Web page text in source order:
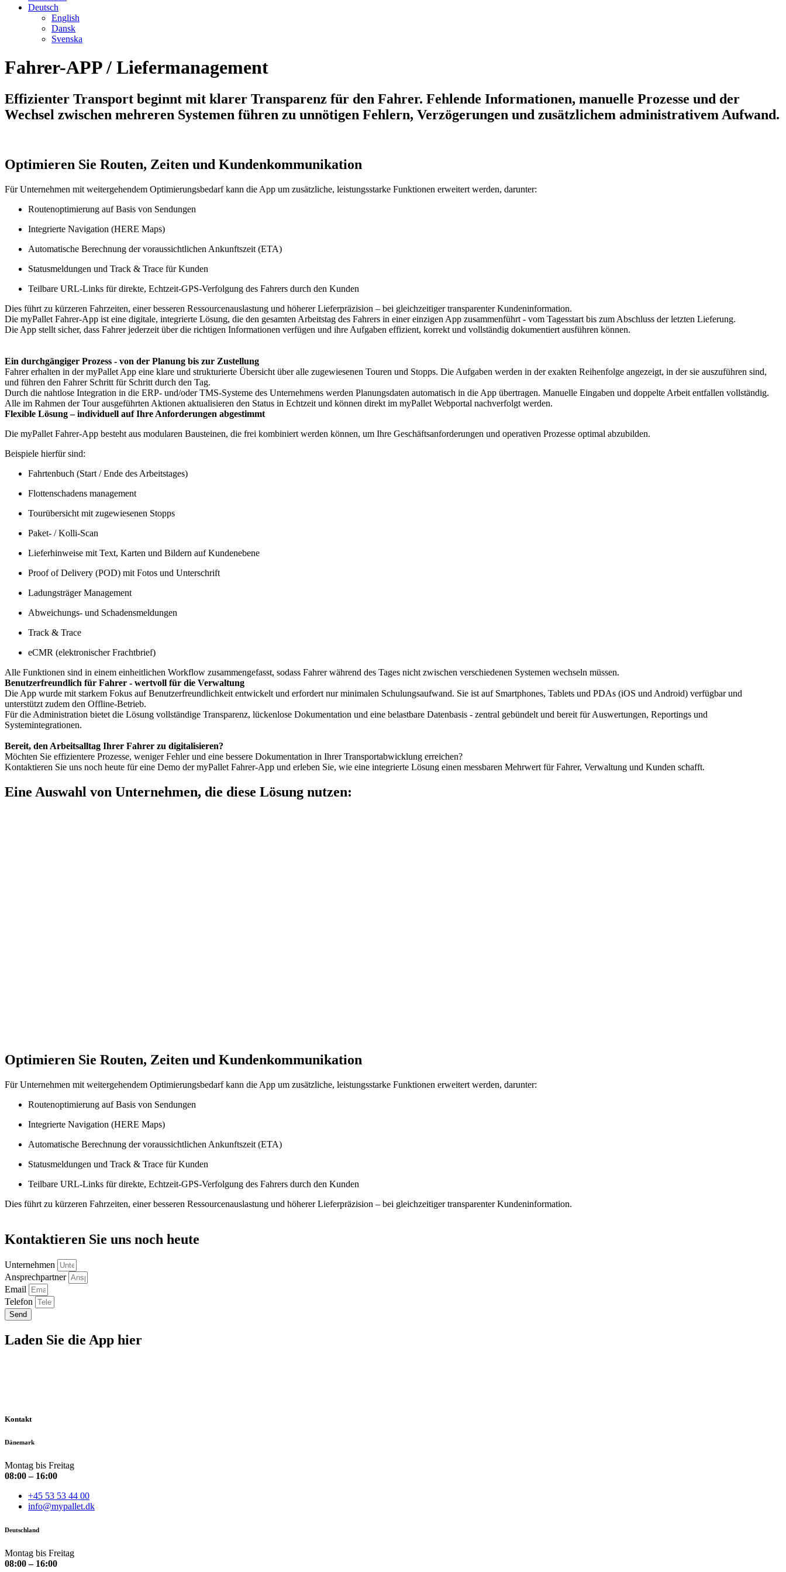
Deutsch
English
Dansk
Svenska
Fahrer-APP / Liefermanagement
Effizienter Transport beginnt mit klarer Transparenz für den Fahrer. Fehlende Informationen, manuelle Prozesse und der
Wechsel zwischen mehreren Systemen führen zu unnötigen Fehlern, Verzögerungen und zusätzlichem administrativem Aufwand.
Optimieren Sie Routen, Zeiten und Kundenkommunikation
Für Unternehmen mit weitergehendem Optimierungsbedarf kann die App um zusätzliche, leistungsstarke Funktionen erweitert werden, darunter:
Routenoptimierung auf Basis von Sendungen
Integrierte Navigation (HERE Maps)
Automatische Berechnung der voraussichtlichen Ankunftszeit (ETA)
Statusmeldungen und Track & Trace für Kunden
Teilbare URL-Links für direkte, Echtzeit-GPS-Verfolgung des Fahrers durch den Kunden
Dies führt zu kürzeren Fahrzeiten, einer besseren Ressourcenauslastung und höherer Lieferpräzision – bei gleichzeitiger transparenter Kundeninformation.
Die myPallet Fahrer-App ist eine digitale, integrierte Lösung, die den gesamten Arbeitstag des Fahrers in einer einzigen App zusammenführt - vom Tagesstart bis zum Abschluss der letzten Lieferung.
Die App stellt sicher, dass Fahrer jederzeit über die richtigen Informationen verfügen und ihre Aufgaben effizient, korrekt und vollständig dokumentiert ausführen können.
Ein durchgängiger Prozess - von der Planung bis zur Zustellung
Fahrer erhalten in der myPallet App eine klare und strukturierte Übersicht über alle zugewiesenen Touren und Stopps. Die Aufgaben werden in der exakten Reihenfolge angezeigt, in der sie auszuführen sind,
und führen den Fahrer Schritt für Schritt durch den Tag.
Durch die nahtlose Integration in die ERP- und/oder TMS-Systeme des Unternehmens werden Planungsdaten automatisch in die App übertragen. Manuelle Eingaben und doppelte Arbeit entfallen vollständig.
Alle im Rahmen der Tour ausgeführten Aktionen aktualisieren den Status in Echtzeit und können direkt im myPallet Webportal nachverfolgt werden.
Flexible Lösung – individuell auf Ihre Anforderungen abgestimmt
Die myPallet Fahrer-App besteht aus modularen Bausteinen, die frei kombiniert werden können, um Ihre Geschäftsanforderungen und operativen Prozesse optimal abzubilden.
Beispiele hierfür sind:
Fahrtenbuch (Start / Ende des Arbeitstages)
Flottenschadens management
Tourübersicht mit zugewiesenen Stopps
Paket- / Kolli-Scan
Lieferhinweise mit Text, Karten und Bildern auf Kundenebene
Proof of Delivery (POD) mit Fotos und Unterschrift
Ladungsträger Management
Abweichungs- und Schadensmeldungen
Track & Trace
eCMR (elektronischer Frachtbrief)
Alle Funktionen sind in einem einheitlichen Workflow zusammengefasst, sodass Fahrer während des Tages nicht zwischen verschiedenen Systemen wechseln müssen.
Benutzerfreundlich für Fahrer - wertvoll für die Verwaltung
Die App wurde mit starkem Fokus auf Benutzerfreundlichkeit entwickelt und erfordert nur minimalen Schulungsaufwand. Sie ist auf Smartphones, Tablets und PDAs (iOS und Android) verfügbar und
unterstützt zudem den Offline-Betrieb.
Für die Administration bietet die Lösung vollständige Transparenz, lückenlose Dokumentation und eine belastbare Datenbasis - zentral gebündelt und bereit für Auswertungen, Reportings und
Systemintegrationen.
Bereit, den Arbeitsalltag Ihrer Fahrer zu digitalisieren?
Möchten Sie effizientere Prozesse, weniger Fehler und eine bessere Dokumentation in Ihrer Transportabwicklung erreichen?
Kontaktieren Sie uns noch heute für eine Demo der myPallet Fahrer-App und erleben Sie, wie eine integrierte Lösung einen messbaren Mehrwert für Fahrer, Verwaltung und Kunden schafft.
Eine Auswahl von Unternehmen, die diese Lösung nutzen:
Optimieren Sie Routen, Zeiten und Kundenkommunikation
Für Unternehmen mit weitergehendem Optimierungsbedarf kann die App um zusätzliche, leistungsstarke Funktionen erweitert werden, darunter:
Routenoptimierung auf Basis von Sendungen
Integrierte Navigation (HERE Maps)
Automatische Berechnung der voraussichtlichen Ankunftszeit (ETA)
Statusmeldungen und Track & Trace für Kunden
Teilbare URL-Links für direkte, Echtzeit-GPS-Verfolgung des Fahrers durch den Kunden
Dies führt zu kürzeren Fahrzeiten, einer besseren Ressourcenauslastung und höherer Lieferpräzision – bei gleichzeitiger transparenter Kundeninformation.
Kontaktieren Sie uns noch heute
Unternehmen
Ansprechpartner
Email
Telefon
Send
Laden Sie die App hier
Kontakt
Dänemark
Montag bis Freitag
08:00 – 16:00
+45 53 53 44 00
info@mypallet.dk
Deutschland
Montag bis Freitag
08:00 – 16:00